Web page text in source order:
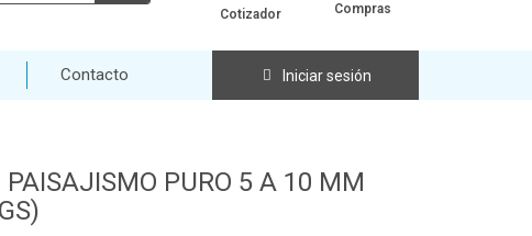
Cotizador Compras
Contacto Iniciar sesión
PAISAJISMO PURO 5 A 10 MM